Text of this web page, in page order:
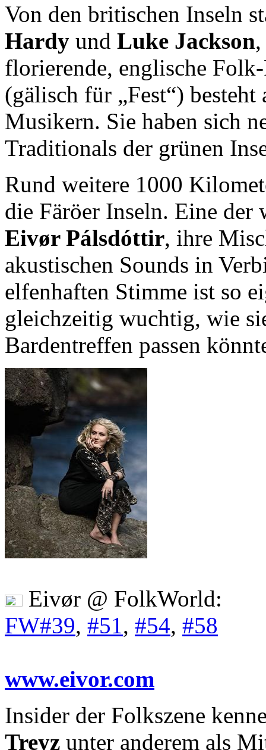
Von den britischen Inseln
Hardy und Luke Jackson
florierende, englische
(gälisch für „Fest“)
Musikern. Sie haben sich
Traditionals der grünen
Rund weitere 1000
die Färöer Inseln. Eine
Eivør Pálsdóttir, ihre
akustischen Sounds in
elfenhaften Stimme ist so
gleichzeitig wuchtig, wie
Bardentreffen passen
Eivør @ FolkWorld:
FW#39, #51, #54, #58
www.eivor.com
Insider der Folkszene
Treyz unter anderem als